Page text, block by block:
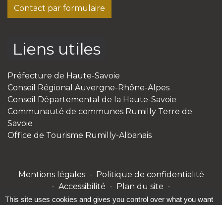
Contact par formulaire
Liens utiles
Préfecture de Haute-Savoie
Conseil Régional Auvergne-Rhône-Alpes
Conseil Départemental de la Haute-Savoie
Communauté de communes Rumilly Terre de
Savoie
Office de Tourisme Rumilly-Albanais
Mentions légales - Politique de confidentialité
- Accessibilité - Plan du site -
Gestion des cookies
This site uses cookies and gives you control over what you want